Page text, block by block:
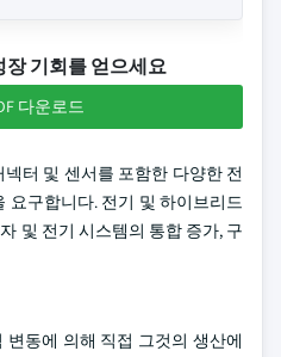
장 기회를 얻으세요
다운로드
터 및 센서를 포함한 다양한 전
요구합니다. 전기 및 하이브리드
및 전기 시스템의 통합 증가, 구
동에 의해 직접 그것의 생산에